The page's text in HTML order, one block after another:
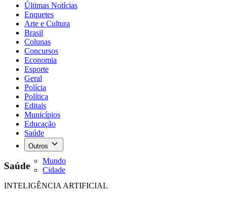
Últimas Notícias
Enquetes
Arte e Cultura
Brasil
Colunas
Concursos
Economia
Esporte
Geral
Polícia
Política
Editais
Municípios
Educação
Saúde
Outros
Mundo
Cidade
Saúde
INTELIGÊNCIA ARTIFICIAL